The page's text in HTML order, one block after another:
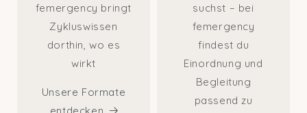
femergency bringt
Zykluswissen
dorthin, wo es
wirkt
Unsere Formate
suchst – bei
femergency
findest du
Einordnung und
Begleitung
passend zu